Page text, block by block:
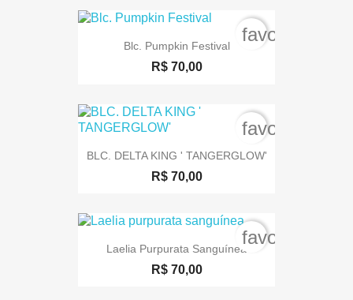
Blc. Pumpkin Festival
R$ 70,00
BLC. DELTA KING ' TANGERGLOW'
R$ 70,00
Laelia Purpurata Sanguínea
R$ 70,00